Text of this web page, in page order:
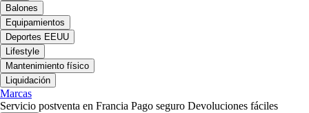
Balones
Equipamientos
Deportes EEUU
Lifestyle
Mantenimiento físico
Liquidación
Marcas
Servicio postventa en Francia Pago seguro Devoluciones fáciles